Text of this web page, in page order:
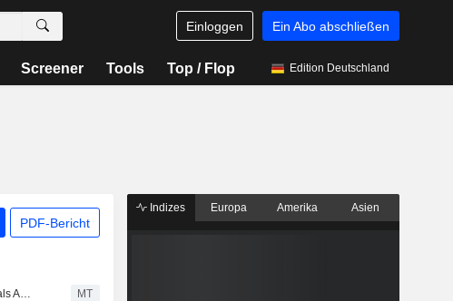
Einloggen Ein Abo abschließen
Screener Tools Top / Flop Edition Deutschland
PDF-Bericht
Asiatische Aktien, die in den USA als American Depositary Receipts gehandelt werden, legen im Freitagshandel leicht zu MT
Indizes Europa Amerika Asien